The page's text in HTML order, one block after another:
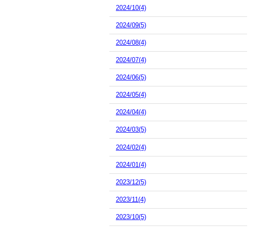
2024/10(4)
2024/09(5)
2024/08(4)
2024/07(4)
2024/06(5)
2024/05(4)
2024/04(4)
2024/03(5)
2024/02(4)
2024/01(4)
2023/12(5)
2023/11(4)
2023/10(5)